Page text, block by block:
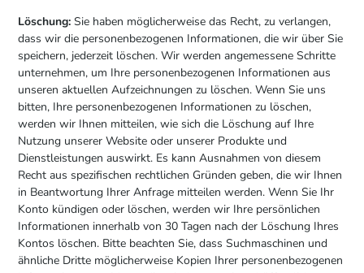
Löschung: Sie haben möglicherweise das Recht, zu verlangen,
dass wir die personenbezogenen Informationen, die wir über Sie
speichern, jederzeit löschen. Wir werden angemessene Schritte
unternehmen, um Ihre personenbezogenen Informationen aus
unseren aktuellen Aufzeichnungen zu löschen. Wenn Sie uns
bitten, Ihre personenbezogenen Informationen zu löschen,
werden wir Ihnen mitteilen, wie sich die Löschung auf Ihre
Nutzung unserer Website oder unserer Produkte und
Dienstleistungen auswirkt. Es kann Ausnahmen von diesem
Recht aus spezifischen rechtlichen Gründen geben, die wir Ihnen
in Beantwortung Ihrer Anfrage mitteilen werden. Wenn Sie Ihr
Konto kündigen oder löschen, werden wir Ihre persönlichen
Informationen innerhalb von 30 Tagen nach der Löschung Ihres
Kontos löschen. Bitte beachten Sie, dass Suchmaschinen und
ähnliche Dritte möglicherweise Kopien Ihrer personenbezogenen